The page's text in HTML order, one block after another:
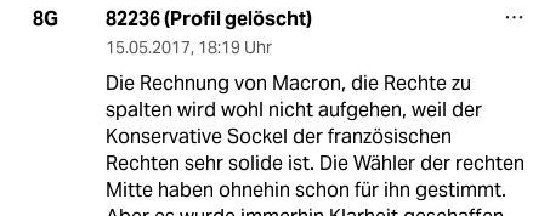
8G 82236 (Profil gelöscht)
15.05.2017, 18:19 Uhr
Die Rechnung von Macron, die Rechte zu
spalten wird wohl nicht aufgehen, weil der
Konservative Sockel der französischen
Rechten sehr solide ist. Die Wähler der rechten
Mitte haben ohnehin schon für ihn gestimmt.